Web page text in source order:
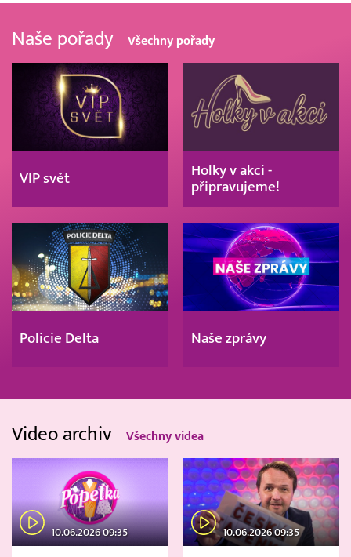
Naše pořady Všechny pořady
VIP svět
Holky v akci -
připravujeme!
Policie Delta Naše zprávy
Video archiv Všechny videa
10.06.2026 09:35 10.06.2026 09:35